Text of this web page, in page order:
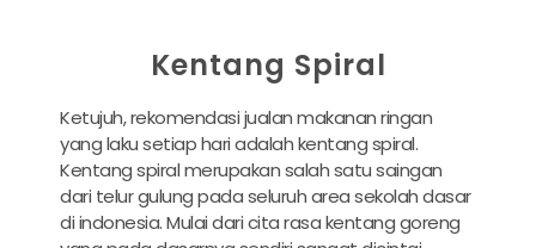
Kentang Spiral
Ketujuh, rekomendasi jualan makanan ringan
yang laku setiap hari adalah kentang spiral.
Kentang spiral merupakan salah satu saingan
dari telur gulung pada seluruh area sekolah dasar
di indonesia. Mulai dari cita rasa kentang goreng